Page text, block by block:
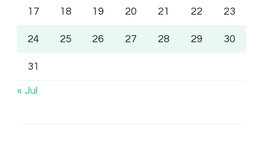
17 18 19 20 21 22 23
24 25 26 27 28 29 30
31
« Jul